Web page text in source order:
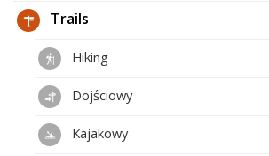
Trails
Hiking
Dojściowy
Kajakowy